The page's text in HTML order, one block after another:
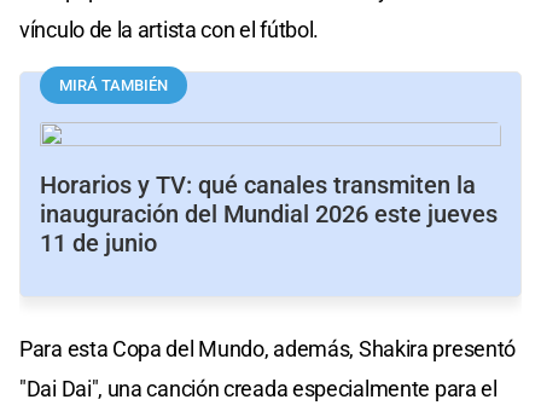
vínculo de la artista con el fútbol.
MIRÁ TAMBIÉN
Horarios y TV: qué canales transmiten la
inauguración del Mundial 2026 este jueves
11 de junio
Para esta Copa del Mundo, además, Shakira presentó
"Dai Dai", una canción creada especialmente para el